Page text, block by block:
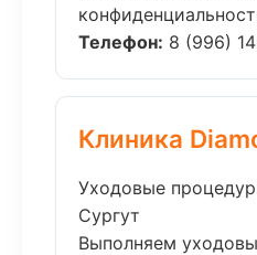
Телефон: 8 (996)
Клиника
Уходовые
Сургут
Выполняем